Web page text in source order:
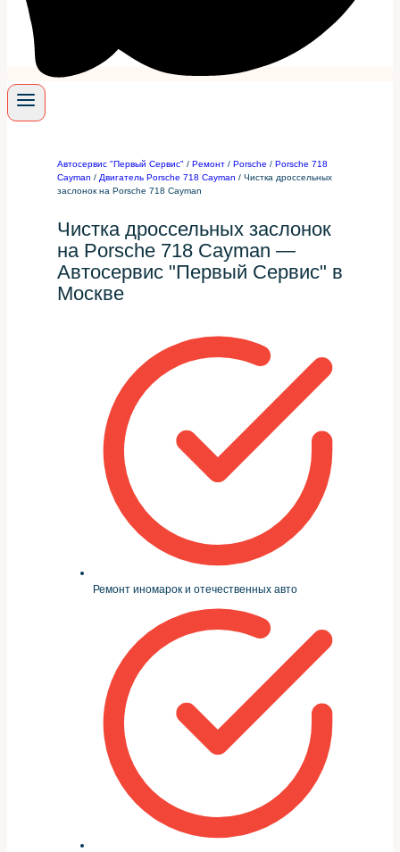
Автосервис "Первый Сервис" / Ремонт / Porsche / Porsche 718
Cayman / Двигатель Porsche 718 Cayman / Чистка дроссельных
заслонок на Porsche 718 Cayman
Чистка дроссельных заслонок
на Porsche 718 Cayman —
Автосервис "Первый Сервис" в
Москве
Ремонт иномарок и отечественных авто